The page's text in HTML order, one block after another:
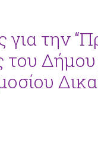
για την
του